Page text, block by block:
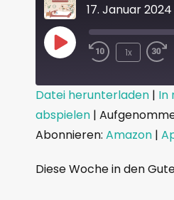
1x
Amazon
RSS FEED
TEILEN
EMBED
Datei herunterladen | In
abspielen |
Abonnieren: Amazon |
Diese Woche in den